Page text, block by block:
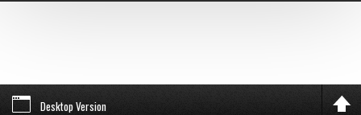
Desktop Version